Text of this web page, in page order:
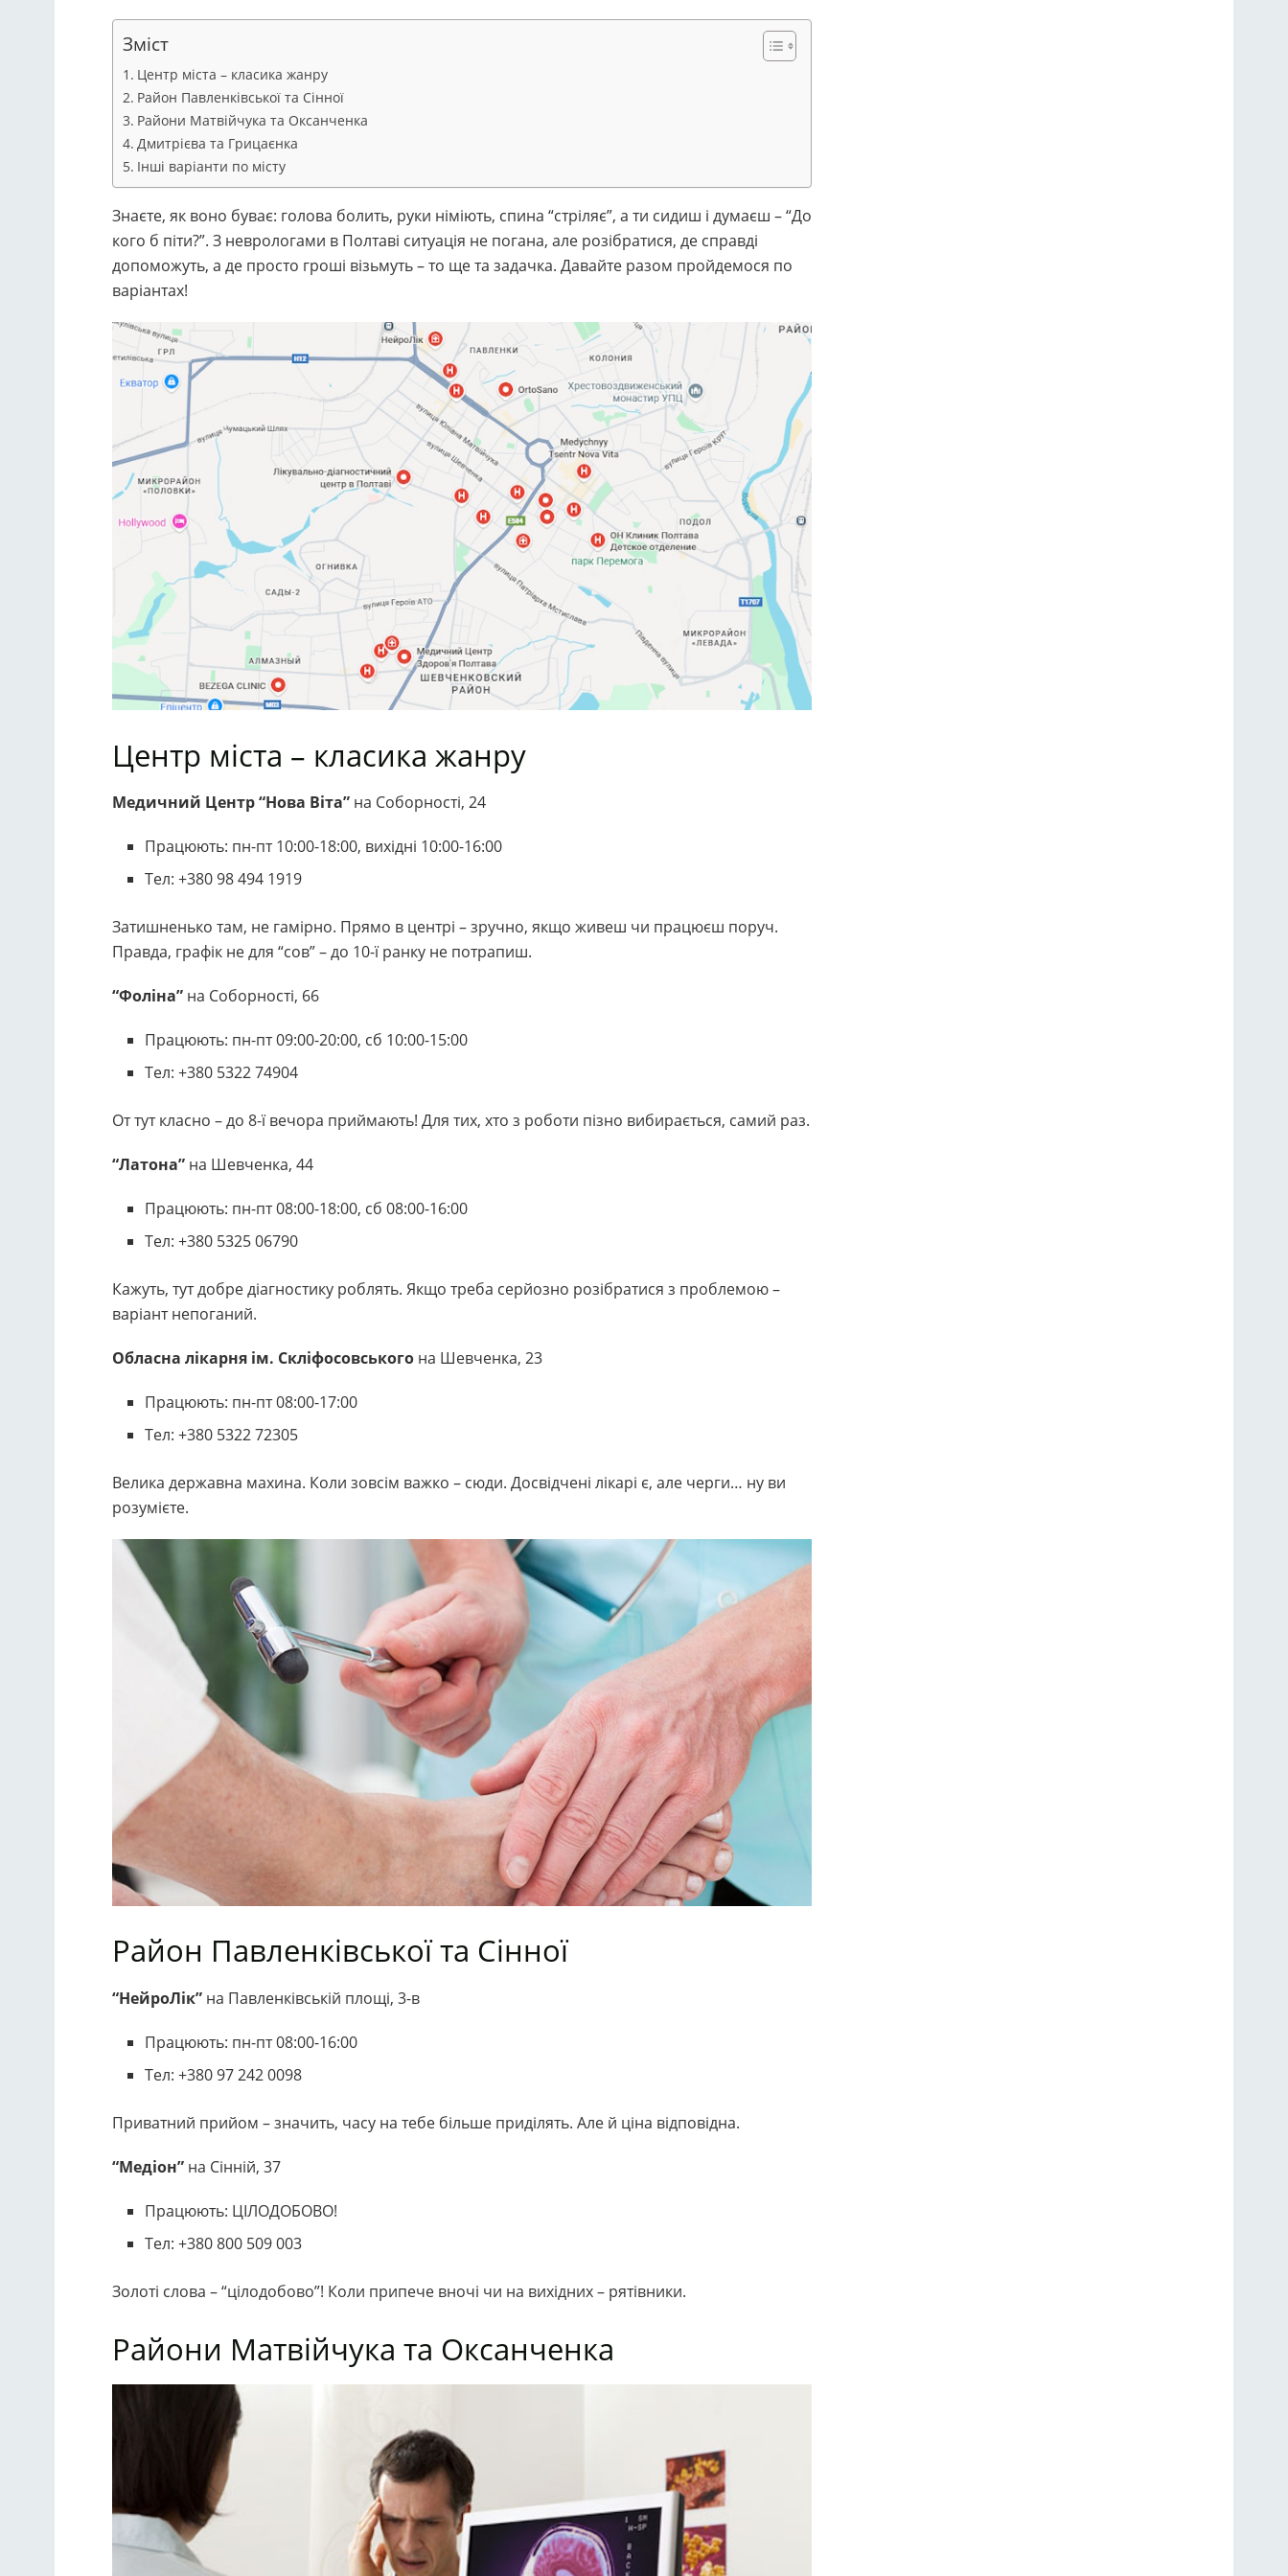
Зміст
Центр міста – класика жанру
Район Павленківської та Сінної
Райони Матвійчука та Оксанченка
Дмитрієва та Грицаєнка
Інші варіанти по місту
Знаєте, як воно буває: голова болить, руки німіють, спина “стріляє”, а ти сидиш і думаєш – “До
кого б піти?”. З неврологами в Полтаві ситуація не погана, але розібратися, де справді
допоможуть, а де просто гроші візьмуть – то ще та задачка. Давайте разом пройдемося по
варіантах!
Центр міста – класика жанру
Медичний Центр “Нова Віта” на Соборності, 24
Працюють: пн-пт 10:00-18:00, вихідні 10:00-16:00
Тел: +380 98 494 1919
Затишненько там, не гамірно. Прямо в центрі – зручно, якщо живеш чи працюєш поруч.
Правда, графік не для “сов” – до 10-ї ранку не потрапиш.
“Фоліна” на Соборності, 66
Працюють: пн-пт 09:00-20:00, сб 10:00-15:00
Тел: +380 5322 74904
От тут класно – до 8-ї вечора приймають! Для тих, хто з роботи пізно вибирається, самий раз.
“Латона” на Шевченка, 44
Працюють: пн-пт 08:00-18:00, сб 08:00-16:00
Тел: +380 5325 06790
Кажуть, тут добре діагностику роблять. Якщо треба серйозно розібратися з проблемою –
варіант непоганий.
Обласна лікарня ім. Скліфосовського на Шевченка, 23
Працюють: пн-пт 08:00-17:00
Тел: +380 5322 72305
Велика державна махина. Коли зовсім важко – сюди. Досвідчені лікарі є, але черги… ну ви
розумієте.
Район Павленківської та Сінної
“НейроЛік” на Павленківській площі, 3-в
Працюють: пн-пт 08:00-16:00
Тел: +380 97 242 0098
Приватний прийом – значить, часу на тебе більше приділять. Але й ціна відповідна.
“Медіон” на Сінній, 37
Працюють: ЦІЛОДОБОВО!
Тел: +380 800 509 003
Золоті слова – “цілодобово”! Коли припече вночі чи на вихідних – рятівники.
Райони Матвійчука та Оксанченка